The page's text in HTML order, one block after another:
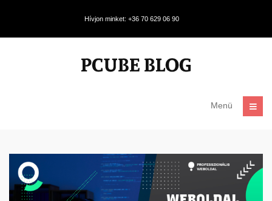
Hívjon minket: +36 70 629 06 90
Menü